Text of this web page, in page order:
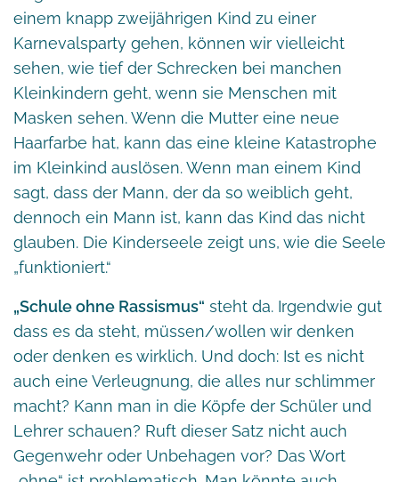
einem knapp zweijährigen Kind zu einer
Karnevalsparty gehen, können wir vielleicht
sehen, wie tief der Schrecken bei manchen
Kleinkindern geht, wenn sie Menschen mit
Masken sehen. Wenn die Mutter eine neue
Haarfarbe hat, kann das eine kleine Katastrophe
im Kleinkind auslösen. Wenn man einem Kind
sagt, dass der Mann, der da so weiblich geht,
dennoch ein Mann ist, kann das Kind das nicht
glauben. Die Kinderseele zeigt uns, wie die Seele
„funktioniert.“
„Schule ohne Rassismus“ steht da. Irgendwie gut
dass es da steht, müssen/wollen wir denken
oder denken es wirklich. Und doch: Ist es nicht
auch eine Verleugnung, die alles nur schlimmer
macht? Kann man in die Köpfe der Schüler und
Lehrer schauen? Ruft dieser Satz nicht auch
Gegenwehr oder Unbehagen vor? Das Wort